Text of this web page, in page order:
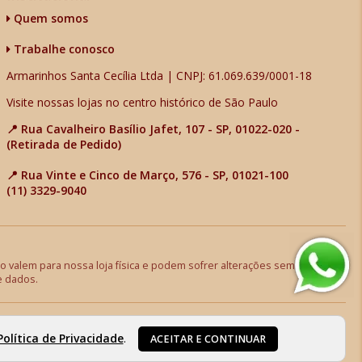
Quem somos
Trabalhe conosco
Armarinhos Santa Cecília Ltda | CNPJ: 61.069.639/0001-18
Visite nossas lojas no centro histórico de São Paulo
📍 Rua Cavalheiro Basílio Jafet, 107 - SP, 01022-020 -
(Retirada de Pedido)
📍 Rua Vinte e Cinco de Março, 576 - SP, 01021-100
(11) 3329-9040
para nossa loja física e podem sofrer alterações sem aviso
dados.
de Privacidade. ACEITAR E CONTINUAR